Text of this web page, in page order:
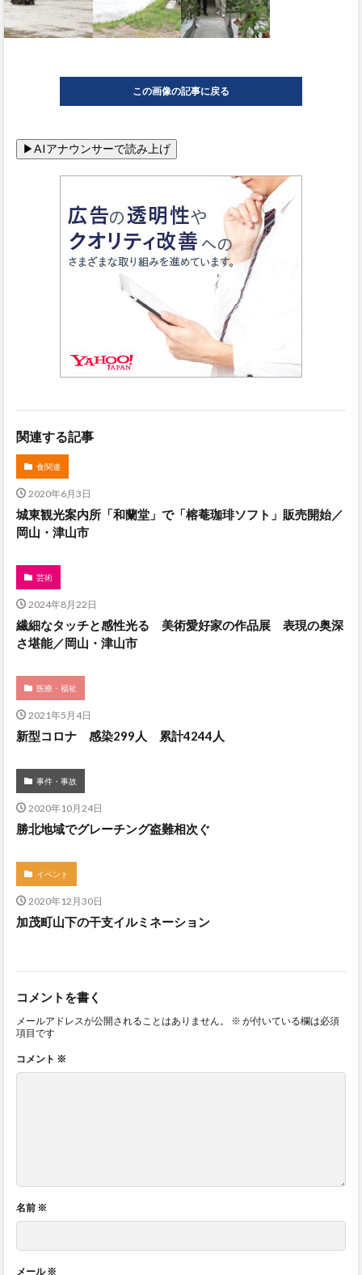
この画像の記事に戻る
関連する記事
食関連
2020年6月3日
城東観光案内所「和蘭堂」で「榕菴珈琲ソフト」販売開始／
岡山・津山市
芸術
2024年8月22日
繊細なタッチと感性光る 美術愛好家の作品展 表現の奥深
さ堪能／岡山・津山市
医療・福祉
2021年5月4日
新型コロナ 感染299人 累計4244人
事件・事故
2020年10月24日
勝北地域でグレーチング盗難相次ぐ
イベント
2020年12月30日
加茂町山下の干支イルミネーション
コメントを書く
メールアドレスが公開されることはありません。 ※ が付いている欄は必須
項目です
コメント ※
名前 ※
メール※